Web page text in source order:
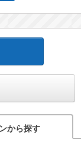
から探す